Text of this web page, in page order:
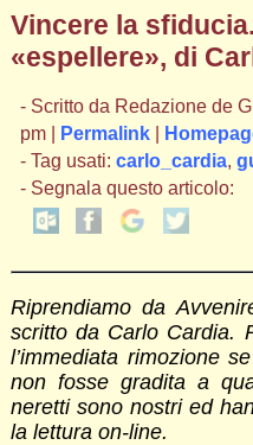
Vincere la
«espellere», di
- Scritto da Redazione de
pm |
Permalink|
- Tag usati: carlo_cardia,
- Segnala questo articolo:
Riprendiamo da
scritto da Carlo Cardia.
l’immediata rimozione
non fosse gradita a
neretti sono nostri ed
la lettura on-line.